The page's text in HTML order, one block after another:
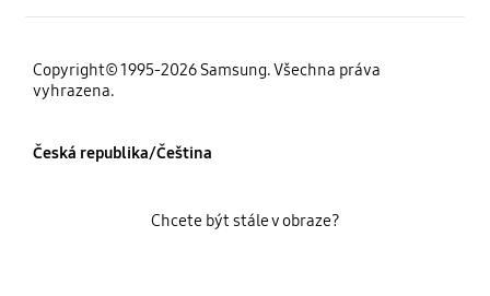
Copyright© 1995-2026 Samsung. Všechna práva
vyhrazena.
Česká republika/Čeština
Chcete být stále v obraze?